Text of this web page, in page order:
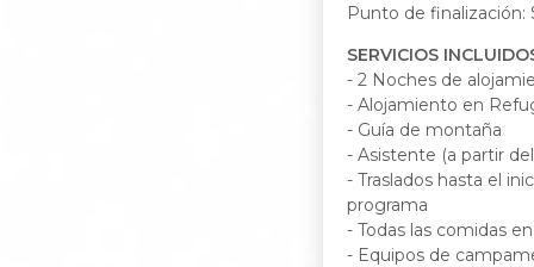
Punto de finalización:
SERVICIOS
- 2 Noches de
- Alojamiento en
- Guía de montaña
- Asistente (a partir
- Traslados hasta el
programa
- Todas las comidas
- Equipos de